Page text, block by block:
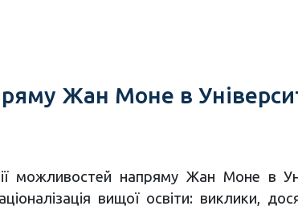
Жан Моне в
можливостей напряму Жан Моне в
вищої освіти: виклики,